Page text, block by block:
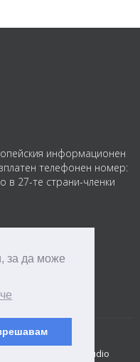
за да може
информационен
телефонен номер:
в 27-те страни-членки
Creative Studio